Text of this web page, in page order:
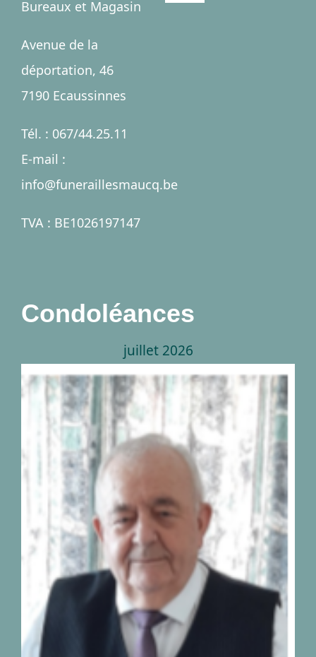
Bureaux et Magasin
Avenue de la
déportation, 46
7190 Ecaussinnes
Tél. : 067/44.25.11
E-mail :
info@funeraillesmaucq.be
TVA : BE1026197147
Salles
Nécrologies
Condoléances
juillet 2026
Décès de monsieur
Georges Peetermans
04.09.1942-28.07.2026
nécrologies